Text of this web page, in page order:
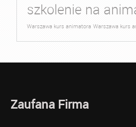
szkolenie na
Warszawa kurs animatora Warszawa kurs
Zaufana Firma